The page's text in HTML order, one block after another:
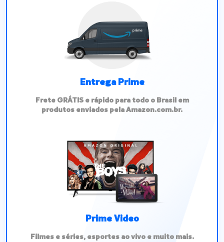
Entrega Prime
Frete GRÁTIS e rápido para todo o Brasil em
produtos enviados pela Amazon.com.br.
Prime Video
Filmes e séries, esportes ao vivo e muito mais.